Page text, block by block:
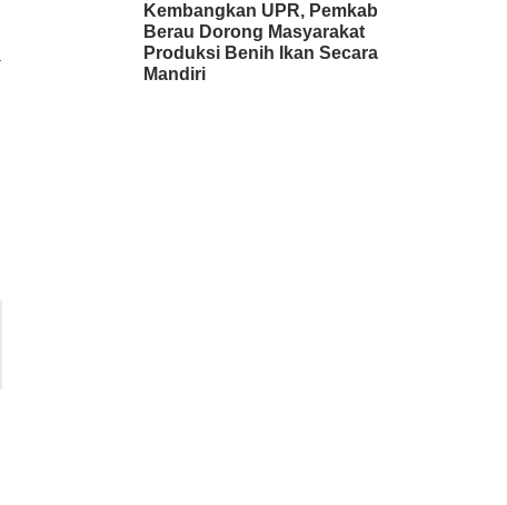
Kembangkan UPR, Pemkab
Berau Dorong Masyarakat
Produksi Benih Ikan Secara
Mandiri